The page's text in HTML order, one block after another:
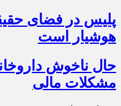
پلیس در فضای
هوشیار است
حال ناخوش
مشکلات مالی